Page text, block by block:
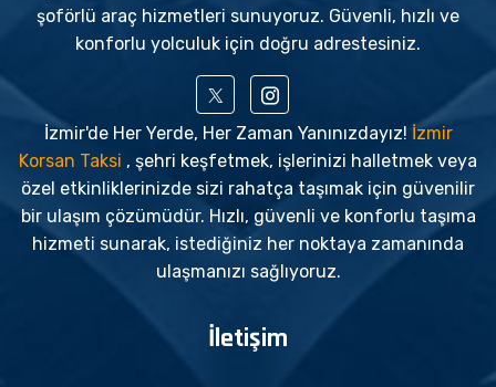
şoförlü araç hizmetleri sunuyoruz. Güvenli, hızlı ve
konforlu yolculuk için doğru adrestesiniz.
İzmir'de Her Yerde, Her Zaman Yanınızdayız! İzmir
Korsan Taksi , şehri keşfetmek, işlerinizi halletmek veya
özel etkinliklerinizde sizi rahatça taşımak için güvenilir
bir ulaşım çözümüdür. Hızlı, güvenli ve konforlu taşıma
hizmeti sunarak, istediğiniz her noktaya zamanında
ulaşmanızı sağlıyoruz.
İletişim